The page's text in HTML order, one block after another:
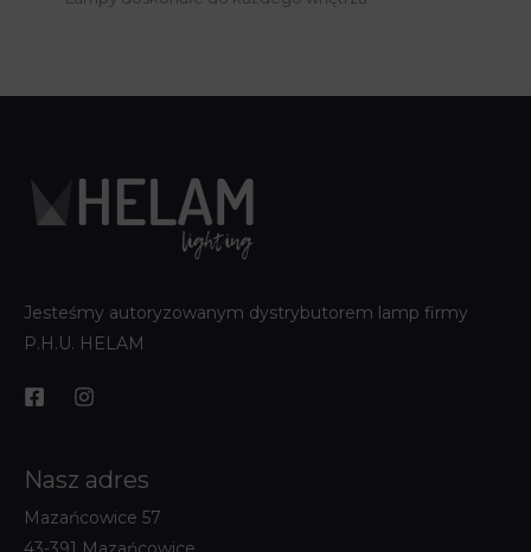
Jesteśmy autoryzowanym dystrybutorem lamp firmy
P.H.U. HELAM
Nasz adres
Mazańcowice 57